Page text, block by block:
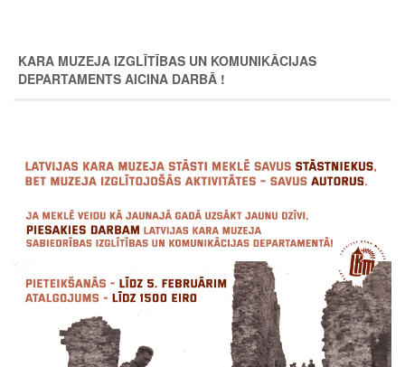
KARA MUZEJA IZGLĪTĪBAS UN KOMUNIKĀCIJAS
DEPARTAMENTS AICINA DARBĀ !
Image